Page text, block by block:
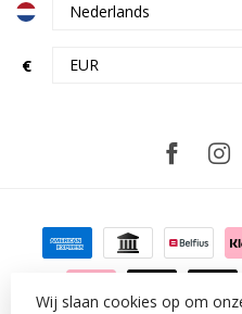
€
Wij slaan cookies op om